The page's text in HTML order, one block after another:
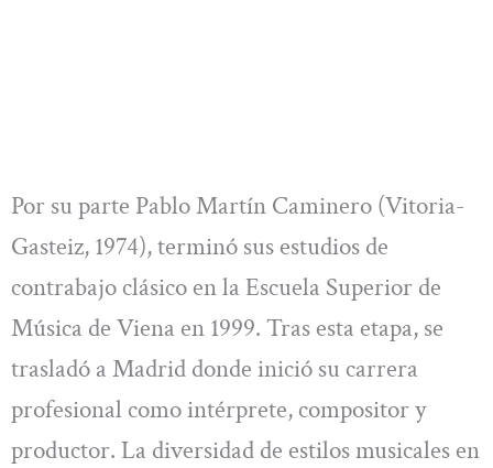
Por su parte Pablo Martín Caminero (Vitoria-
Gasteiz, 1974), terminó sus estudios de
contrabajo clásico en la Escuela Superior de
Música de Viena en 1999. Tras esta etapa, se
trasladó a Madrid donde inició su carrera
profesional como intérprete, compositor y
productor. La diversidad de estilos musicales en